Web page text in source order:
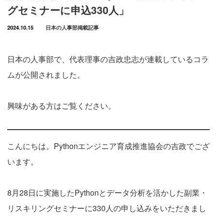
グセミナーに申込330人」
2024.10.15 日本の人事部掲載記事
日本の人事部で、代表理事の吉政忠志が連載しているコラ
ムが公開されました。
興味がある方はご覧ください。
こんにちは。Pythonエンジニア育成推進協会の吉政でござ
います。
8月28日に実施したPythonとデータ分析を活かした副業・
リスキリングセミナーに330人の申し込みをいただきまし